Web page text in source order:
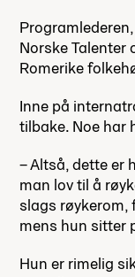
Norske Talenter
Romerike
Inne på
tilbake. Noe har
– Altså, dette er
man lov til å
slags røykerom,
mens hun sitter
Hun er rimelig